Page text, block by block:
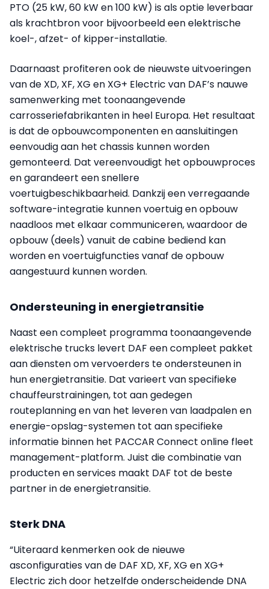
PTO (25 kW, 60 kW en 100 kW) is als optie leverbaar
als krachtbron voor bijvoorbeeld een elektrische
koel-, afzet- of kipper-installatie.
Daarnaast profiteren ook de nieuwste uitvoeringen
van de XD, XF, XG en XG+ Electric van DAF’s nauwe
samenwerking met toonaangevende
carrosseriefabrikanten in heel Europa. Het resultaat
is dat de opbouwcomponenten en aansluitingen
eenvoudig aan het chassis kunnen worden
gemonteerd. Dat vereenvoudigt het opbouwproces
en garandeert een snellere
voertuigbeschikbaarheid. Dankzij een verregaande
software-integratie kunnen voertuig en opbouw
naadloos met elkaar communiceren, waardoor de
opbouw (deels) vanuit de cabine bediend kan
worden en voertuigfuncties vanaf de opbouw
aangestuurd kunnen worden.
Ondersteuning in energietransitie
Naast een compleet programma toonaangevende
elektrische trucks levert DAF een compleet pakket
aan diensten om vervoerders te ondersteunen in
hun energietransitie. Dat varieert van specifieke
chauffeurstrainingen, tot aan gedegen
routeplanning en van het leveren van laadpalen en
energie-opslag-systemen tot aan specifieke
informatie binnen het PACCAR Connect online fleet
management-platform. Juist die combinatie van
producten en services maakt DAF tot de beste
partner in de energietransitie.
Sterk DNA
“Uiteraard kenmerken ook de nieuwe
asconfiguraties van de DAF XD, XF, XG en XG+
Electric zich door hetzelfde onderscheidende DNA